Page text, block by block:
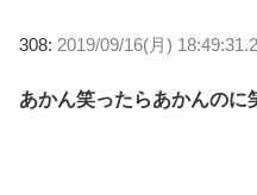
308: 2019/09/16(月)
あかん笑ったらあかんのに